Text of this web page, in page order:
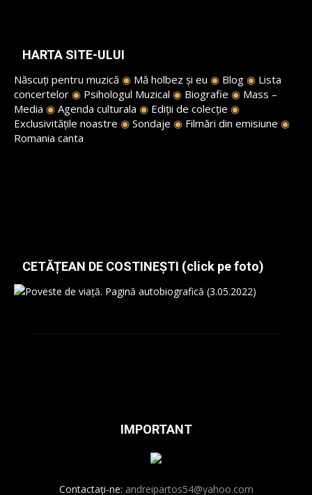
HARTA SITE-ULUI
Născuți pentru muzică ◉ Mă holbez și eu ◉ Blog ◉ Lista
concertelor ◉ Psihologul Muzical ◉ Biografie ◉ Mass –
Media ◉ Agenda culturala ◉ Ediții de colecție ◉
Exclusivitățile noastre ◉ Sondaje ◉ Filmări din emisiune ◉
Romania canta
CETĂȚEAN DE COSTINEȘTI (click pe foto)
IMPORTANT
Contactați-ne: andreipartos54@yahoo.com